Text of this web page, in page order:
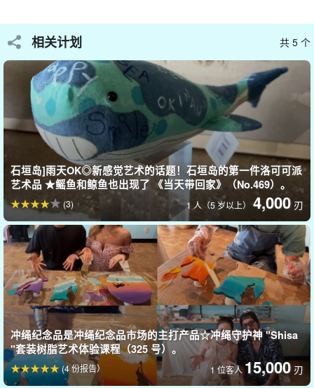
体验活动包括用柔软的蜡烛蜡制作动物造型，然后对其进行着色和
装饰。
相关计划 共 5 个
石垣岛]雨天OK◎新感觉艺术的话题！石垣岛的第一件洛可可派
艺术品 ★鳐鱼和鲸鱼也出现了 《当天带回家》（No.469）。
1 人（5 岁以上）4,000 刃
(3)
冲绳纪念品是冲绳纪念品市场的主打产品☆冲绳守护神 "Shisa
"套装树脂艺术体验课程（325 号）。
1 位客人15,000 刃
(4 份报告）